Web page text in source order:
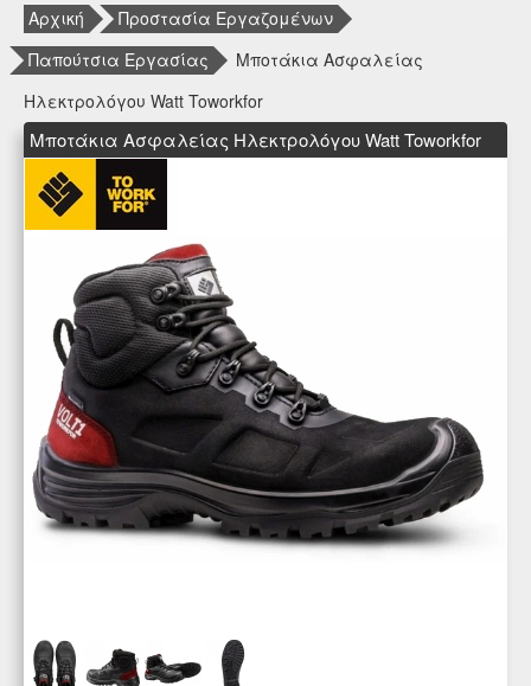
Αρχική
Προστασία Εργαζομένων
Παπούτσια Εργασίας
Μποτάκια Ασφαλείας
Ηλεκτρολόγου Watt Toworkfor
Μποτάκια Ασφαλείας Ηλεκτρολόγου Watt Toworkfor